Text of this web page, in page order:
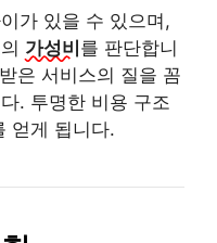
가 있을 수 있으며,
가성비 를 판단합니
은 서비스의 질을 꼼
. 투명한 비용 구조
얻게 됩니다.